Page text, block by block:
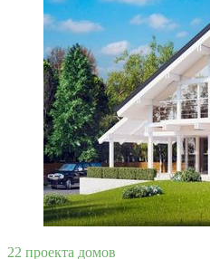
22 проекта домов